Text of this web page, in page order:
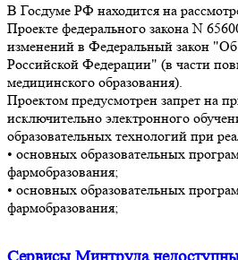
В Госдуме РФ находится на
Проекте федерального закона N
изменений в Федеральный закон "Об
Российской Федерации" (в части
медицинского образования).
Проектом предусмотрен запрет на
исключительно электронного
образовательных технологий при
• основных образовательных
фармобразования;
• основных образовательных
фармобразования;